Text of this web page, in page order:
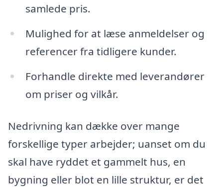
samlede pris.
Mulighed for at læse anmeldelser og
referencer fra tidligere kunder.
Forhandle direkte med leverandører
om priser og vilkår.
Nedrivning kan dække over mange
forskellige typer arbejder; uanset om du
skal have ryddet et gammelt hus, en
bygning eller blot en lille struktur, er det